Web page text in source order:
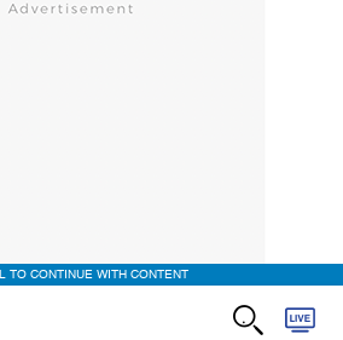
TO CONTINUE WITH CONTENT